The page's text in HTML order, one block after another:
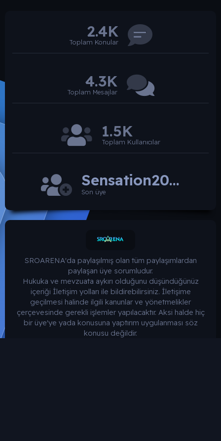
2.4K
Toplam Konular
4.3K
Toplam Mesajlar
1.5K
Toplam Kullanıcılar
Sensation2026
Son üye
SROARENA'da paylaşılmış olan tüm paylaşımlardan
paylaşan üye sorumludur.
Hukuka ve mevzuata aykırı olduğunu düşündüğünüz
içeriği İletişim yolları ile bildirebilirsiniz. İletişime
geçilmesi halinde ilgili kanunlar ve yönetmelikler
çerçevesinde gerekli işlemler yapılacaktır. Aksi halde hiç
bir üye'ye yada konusuna yaptırım uygulanması söz
konusu değildir.